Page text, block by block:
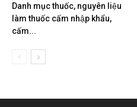
Danh mục thuốc, nguyên liệu
làm thuốc cấm nhập khẩu,
cấm...